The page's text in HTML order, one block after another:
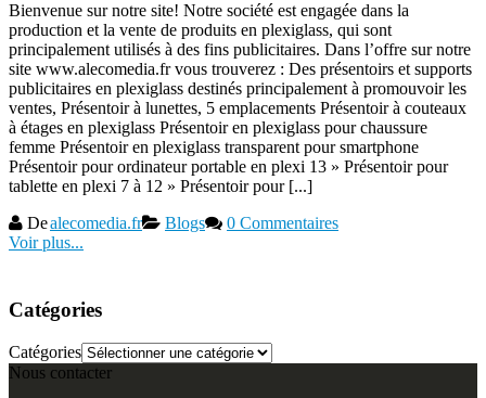
Bienvenue sur notre site! Notre société est engagée dans la
production et la vente de produits en plexiglass, qui sont
principalement utilisés à des fins publicitaires. Dans l’offre sur notre
site www.alecomedia.fr vous trouverez : Des présentoirs et supports
publicitaires en plexiglass destinés principalement à promouvoir les
ventes, Présentoir à lunettes, 5 emplacements Présentoir à couteaux
à étages en plexiglass Présentoir en plexiglass pour chaussure
femme Présentoir en plexiglass transparent pour smartphone
Présentoir pour ordinateur portable en plexi 13 » Présentoir pour
tablette en plexi 7 à 12 » Présentoir pour [...]
Dealecomedia.fr Blogs
0 Commentaires
Voir plus...
Catégories
Catégories
Nous contacter